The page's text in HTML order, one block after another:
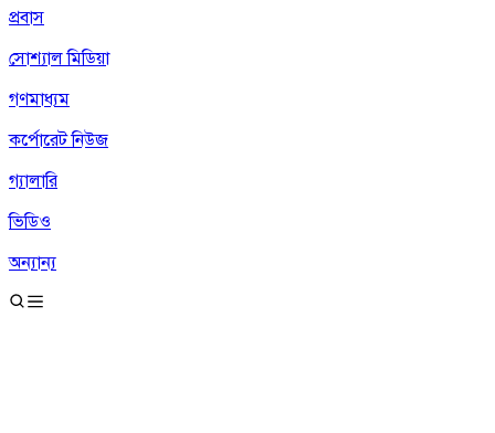
প্রবাস
সোশ্যাল মিডিয়া
গণমাধ্যম
কর্পোরেট নিউজ
গ্যালারি
ভিডিও
অন্যান্য